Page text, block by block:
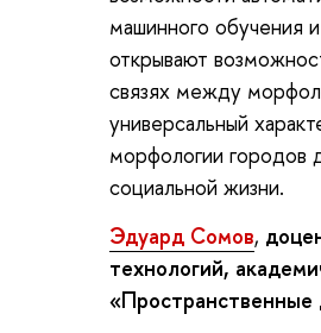
машинного обучения
открывают
связях между
универсальный
морфологии городов
социальной жизни.
Эдуард Сомов, д
технологий,
«Пространственные